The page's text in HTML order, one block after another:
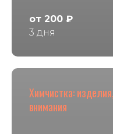
от 200 ₽
3 дня
Химчистка:
внимания